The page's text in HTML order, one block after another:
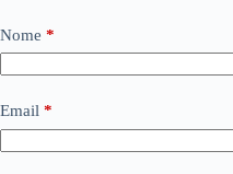
Nome *
Email *